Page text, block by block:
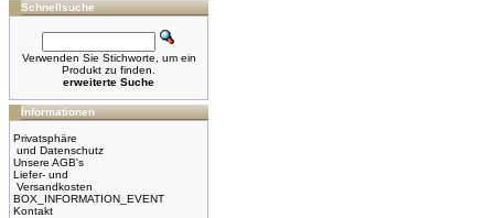
Schnellsuche
Verwenden Sie Stichworte, um ein
Produkt zu finden.
erweiterte Suche
Informationen
Privatsphäre
und Datenschutz
Unsere AGB's
Liefer- und
Versandkosten
BOX_INFORMATION_EVENT
Kontakt